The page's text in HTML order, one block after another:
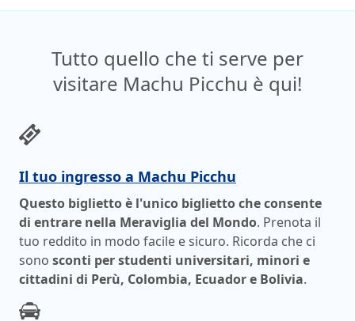
Tutto quello che ti serve per
visitare Machu Picchu è qui!
Il tuo ingresso a Machu Picchu
Questo biglietto è l'unico biglietto che consente
di entrare nella Meraviglia del Mondo. Prenota il
tuo reddito in modo facile e sicuro. Ricorda che ci
sono sconti per studenti universitari, minori e
cittadini di Perù, Colombia, Ecuador e Bolivia.